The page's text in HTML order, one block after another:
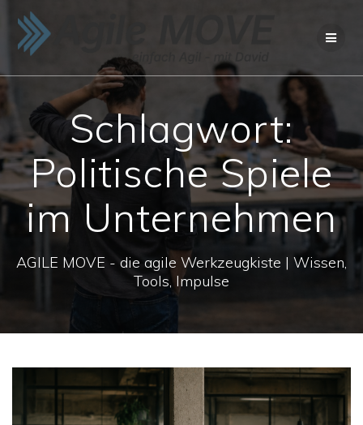
Schlagwort:
Politische Spiele
im Unternehmen
AGILE MOVE - die agile Werkzeugkiste | Wissen,
Tools, Impulse